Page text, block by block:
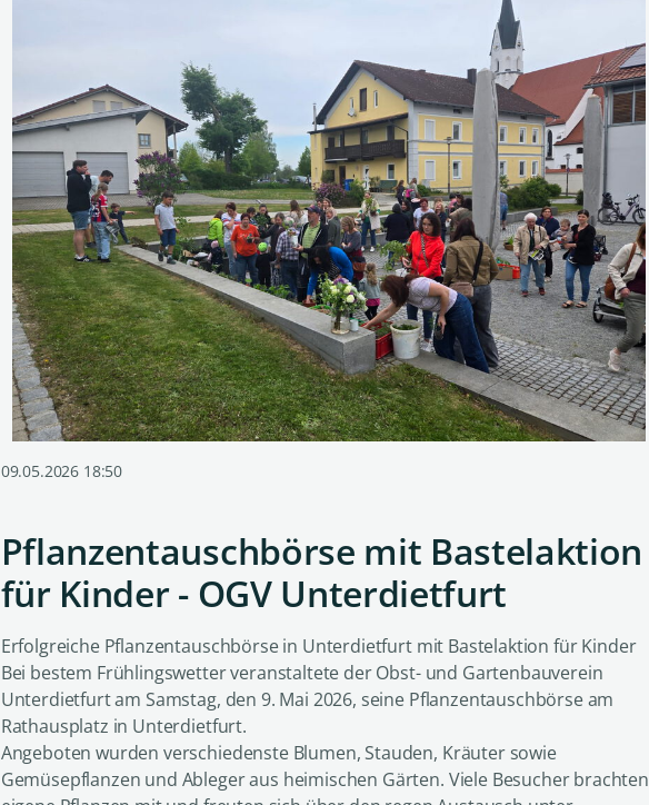
09.05.2026 18:50
Pflanzentauschbörse mit Bastelaktion
für Kinder - OGV Unterdietfurt
Erfolgreiche Pflanzentauschbörse in Unterdietfurt mit Bastelaktion für Kinder
Bei bestem Frühlingswetter veranstaltete der Obst- und Gartenbauverein
Unterdietfurt am Samstag, den 9. Mai 2026, seine Pflanzentauschbörse am
Rathausplatz in Unterdietfurt.
Angeboten wurden verschiedenste Blumen, Stauden, Kräuter sowie
Gemüsepflanzen und Ableger aus heimischen Gärten. Viele Besucher brachten